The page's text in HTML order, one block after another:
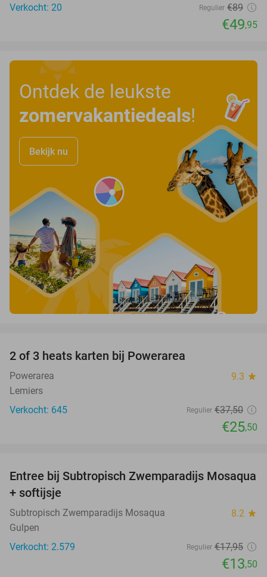
Verkocht: 20 Regulier €89
€49,95
Ontdek de leukste
zomervakantiedeals!
Bekijk nu
2 of 3 heats karten bij Powerarea
Powerarea 9.3 star
Lemiers
Verkocht: 645
Regulier €37,50
€25,50
25%
Entree bij Subtropisch Zwemparadijs Mosaqua
+ softijsje
Subtropisch Zwemparadijs Mosaqua 8.2 star
Gulpen
Verkocht: 2.579
Regulier €17,95
€13,50